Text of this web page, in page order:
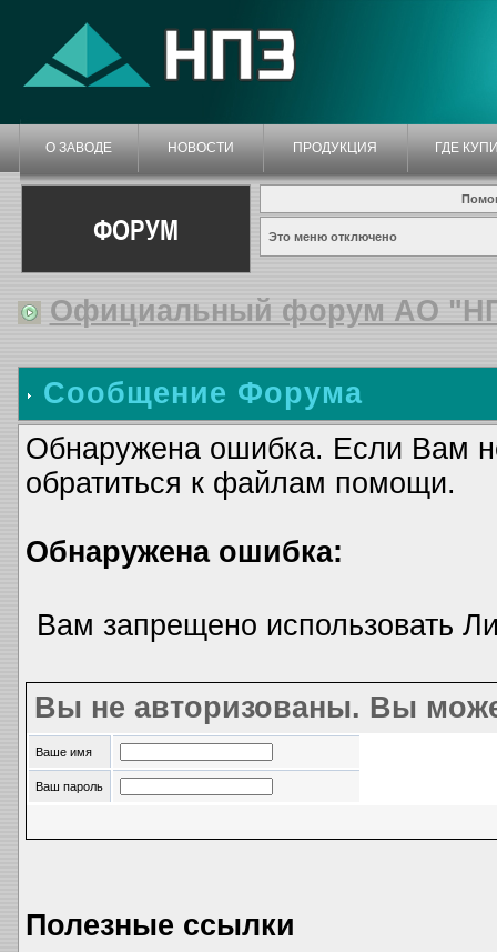
О ЗАВОДЕ НОВОСТИ ПРОДУКЦИЯ ГДЕ
ФОРУМ Это меню отключено
Официальный форум АО
Сообщение Форума
Обнаружена ошибка. Если Вам
обратиться к файлам помощи.
Обнаружена ошибка:
Вам запрещено использовать
Вы не авторизованы. Вы
Ваше имя
Ваш пароль
Полезные ссылки